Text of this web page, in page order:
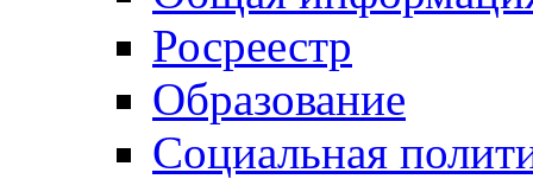
Росреестр
Образование
Социальная